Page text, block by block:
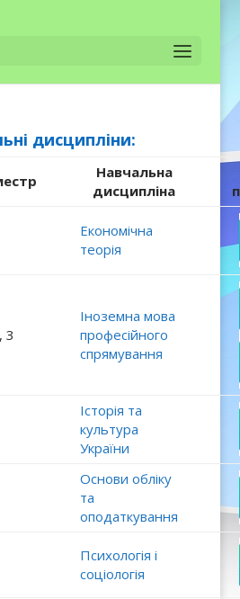
дисципліни:
Навчальна
дисципліна
Економічна
теорія
3
Іноземна мова
професійного
спрямування
Історія та
культура
України
Основи обліку
та
оподаткування
Психологія і
соціологія